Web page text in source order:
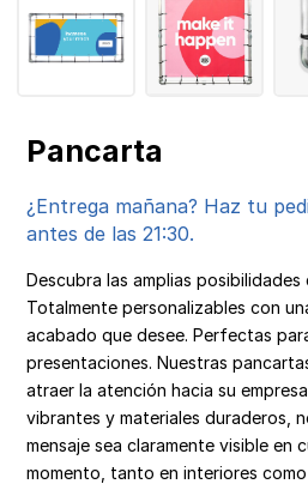
Pancarta
¿Entrega mañana? Haz tu
antes de las 21:30.
Descubra las amplias posibilidades
Totalmente personalizables con
acabado que desee. Perfectas
presentaciones. Nuestras
atraer la atención hacia su
vibrantes y materiales duraderos,
mensaje sea claramente visible en
momento, tanto en interiores